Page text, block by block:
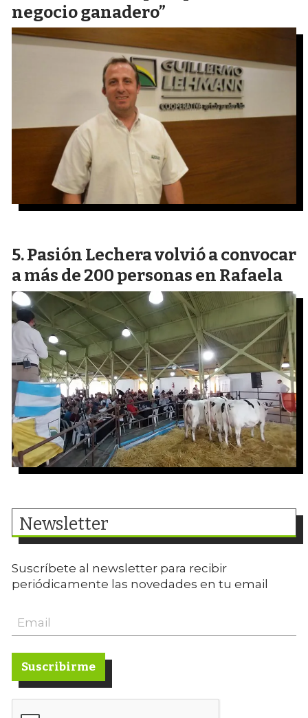
negocio ganadero”
Pasión Lechera volvió a convocar
a más de 200 personas en Rafaela
Newsletter
Suscríbete al newsletter para recibir
periódicamente las novedades en tu email
Suscribirme